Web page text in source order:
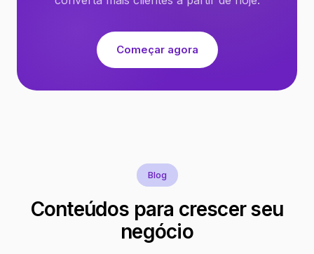
Começar agora
Blog
Conteúdos para crescer seu
negócio